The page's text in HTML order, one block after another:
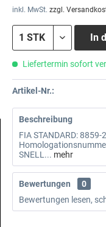
inkl. MwSt. zzgl.
In
Liefertermin sofort
Artikel-Nr.:
Beschreibung
FIA STANDARD: 8859-
SNELL... mehr
Bewertungen
0
Bewertungen lesen,